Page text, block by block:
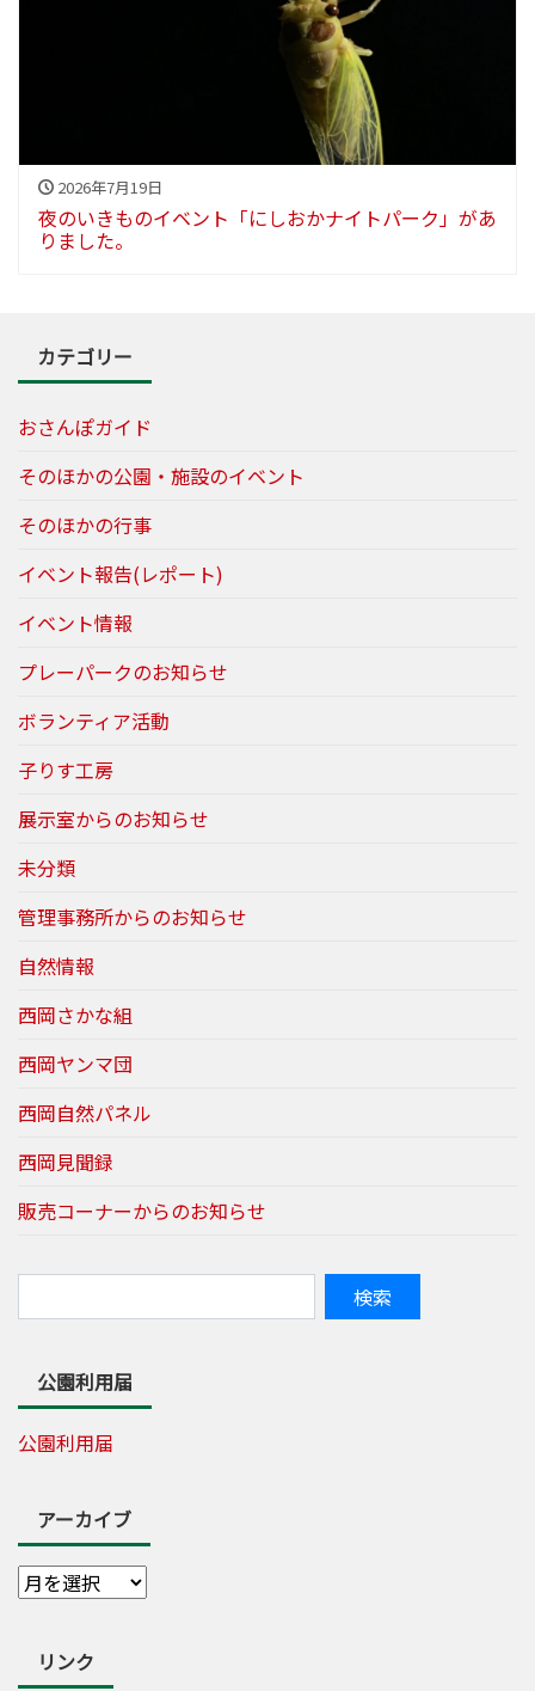
2026年7月19日
夜のいきものイベント「にしおかナイトパーク」があ
りました。
カテゴリー
おさんぽガイド
そのほかの公園・施設のイベント
そのほかの行事
イベント報告(レポート)
イベント情報
プレーパークのお知らせ
ボランティア活動
子りす工房
展示室からのお知らせ
未分類
管理事務所からのお知らせ
自然情報
西岡さかな組
西岡ヤンマ団
西岡自然パネル
西岡見聞録
販売コーナーからのお知らせ
公園利用届
公園利用届
アーカイブ
リンク